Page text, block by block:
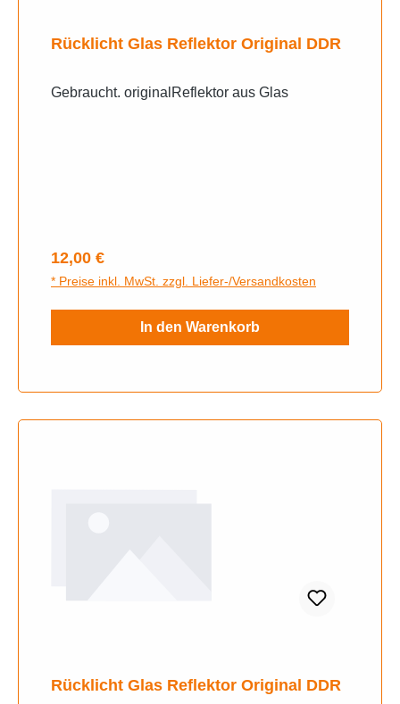
Rücklicht Glas Reflektor Original DDR
Gebraucht. originalReflektor aus Glas
Regulärer Preis:
12,00 €
* Preise inkl. MwSt. zzgl. Liefer-/Versandkosten
In den Warenkorb
Rücklicht Glas Reflektor Original DDR